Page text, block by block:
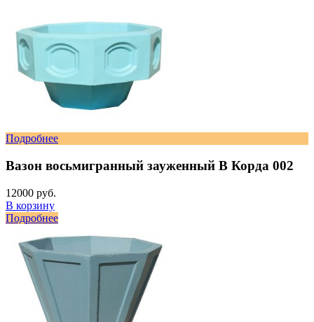
Подробнее
Вазон восьмигранный зауженный В Корда 002
12000 руб.
В корзину
Подробнее